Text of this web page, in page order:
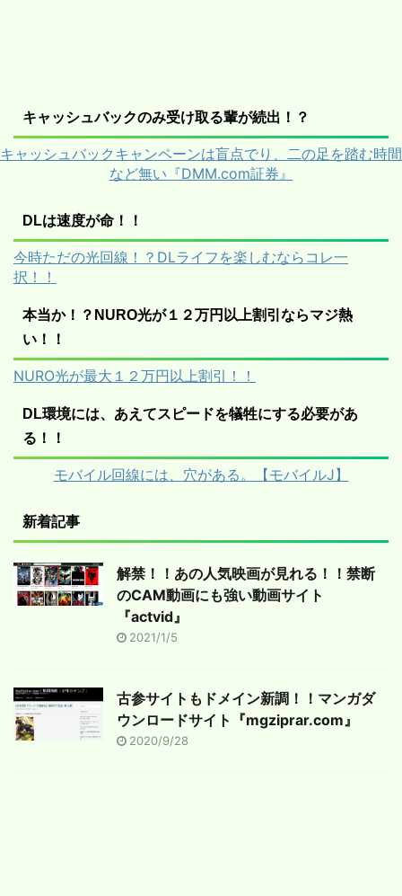
キャッシュバックのみ受け取る輩が続出！？
キャッシュバックキャンペーンは盲点でり、二の足を踏む時間
など無い『DMM.com証券』
DLは速度が命！！
今時ただの光回線！？DLライフを楽しむならコレ一
択！！
本当か！？NURO光が１２万円以上割引ならマジ熱
い！！
NURO光が最大１２万円以上割引！！
DL環境には、あえてスピードを犠牲にする必要があ
る！！
モバイル回線には、穴がある。【モバイルJ】
新着記事
解禁！！あの人気映画が見れる！！禁断
のCAM動画にも強い動画サイト
『actvid』
2021/1/5
古参サイトもドメイン新調！！マンガダ
ウンロードサイト『mgziprar.com』
2020/9/28